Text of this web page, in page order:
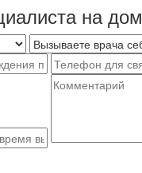
на дом